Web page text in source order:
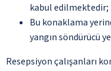
kabul
Bu konaklama
yangın söndürücü
Resepsiyon çalışanları